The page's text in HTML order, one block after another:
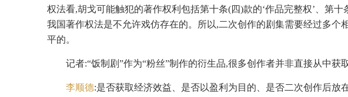
权法看,胡戈可能触犯的著作权利包括第十条(四)款的‘作品完整权’、第
我国著作权法是不允许戏仿存在的。所以,二次创作的剧集需要经过多
平的。
记者:“饭制剧”作为“粉丝”制作的衍生品,很多创作者并非直接从中
李顺德:是否获取经济效益、是否以盈利为目的、是否二次创作后